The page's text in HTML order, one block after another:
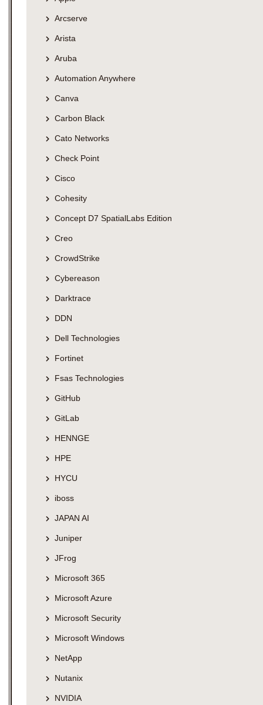
Arcserve
Arista
Aruba
Automation Anywhere
Canva
Carbon Black
Cato Networks
Check Point
Cisco
Cohesity
Concept D7 SpatialLabs Edition
Creo
CrowdStrike
Cybereason
Darktrace
DDN
Dell Technologies
Fortinet
Fsas Technologies
GitHub
GitLab
HENNGE
HPE
HYCU
iboss
JAPAN AI
Juniper
JFrog
Microsoft 365
Microsoft Azure
Microsoft Security
Microsoft Windows
NetApp
Nutanix
NVIDIA